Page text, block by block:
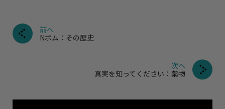
前へ
Nボム：その歴史
次へ
真実を知ってください：薬物